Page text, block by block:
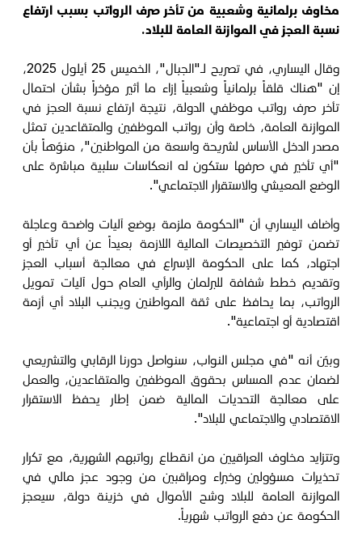
مخاوف برلمانية وشعبية من تأخر صرف الرواتب بسبب ارتفاع
نسبة العجز في الموازنة العامة للبلاد.
وقال اليساري، في تصريح لـ"الجبال"، الخميس 25 أيلول 2025،
إن "هناك قلقاً برلمانياً وشعبياً إزاء ما أثير مؤخراً بشأن احتمال
تأخر صرف رواتب موظفي الدولة، نتيجة ارتفاع نسبة العجز في
الموازنة العامة، خاصة وأن رواتب الموظفين والمتقاعدين تمثل
مصدر الدخل الأساس لشريحة واسعة من المواطنين"، منوّهاً بأن
"أي تأخير في صرفها ستكون له انعكاسات سلبية مباشرة على
الوضع المعيشي والاستقرار الاجتماعي".
وأضاف اليساري أن "الحكومة ملزمة بوضع آليات واضحة وعاجلة
تضمن توفير التخصيصات المالية اللازمة بعيداً عن أي تأخير أو
اجتهاد، كما على الحكومة الإسراع في معالجة أسباب العجز
وتقديم خطط شفافة للبرلمان والرأي العام حول آليات تمويل
الرواتب، بما يحافظ على ثقة المواطنين ويجنب البلاد أي أزمة
اقتصادية أو اجتماعية".
وبيّن أنه "في مجلس النواب، سنواصل دورنا الرقابي والتشريعي
لضمان عدم المساس بحقوق الموظفين والمتقاعدين، والعمل
على معالجة التحديات المالية ضمن إطار يحفظ الاستقرار
الاقتصادي والاجتماعي للبلاد".
وتتزايد مخاوف العراقيين من انقطاع رواتبهم الشهرية، مع تكرار
تحذيرات مسؤولين وخبراء ومراقبين من وجود عجز مالي في
الموازنة العامة للبلاد وشح الأموال في خزينة دولة، سيعجز
الحكومة عن دفع الرواتب شهرياً.